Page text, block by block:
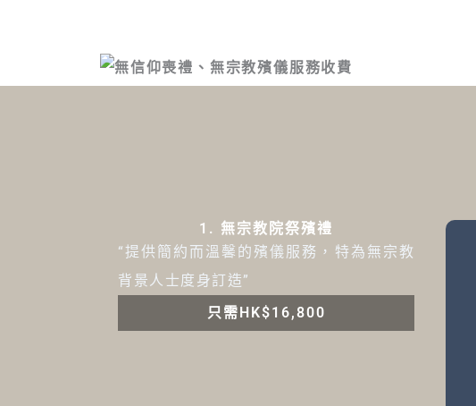
1. 無宗教院祭殯禮
“提供簡約而溫馨的殯儀服務，特為無宗教
背景人士度身訂造”
只需HK$16,800